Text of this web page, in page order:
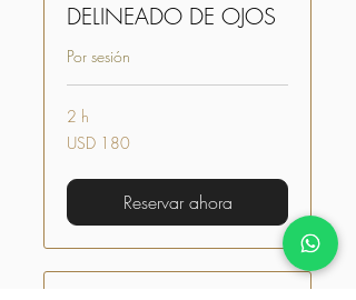
DELINEADO DE OJOS
Por sesión
2 h
180
dólares
USD 180
Reservar ahora